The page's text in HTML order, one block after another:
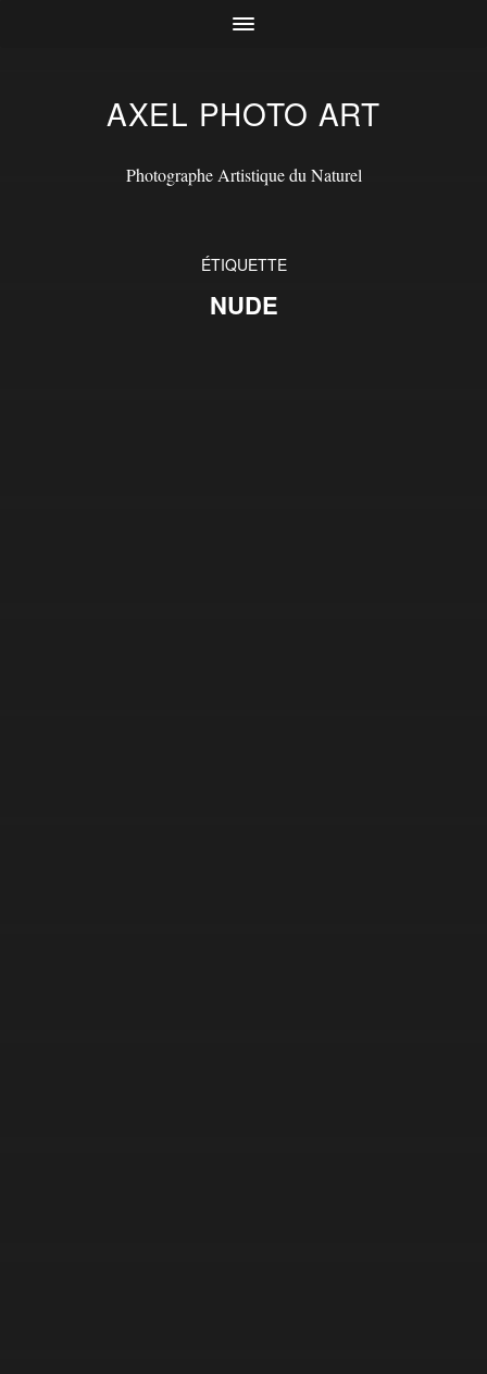
AXEL PHOTO ART
Photographe Artistique du Naturel
ÉTIQUETTE
NUDE